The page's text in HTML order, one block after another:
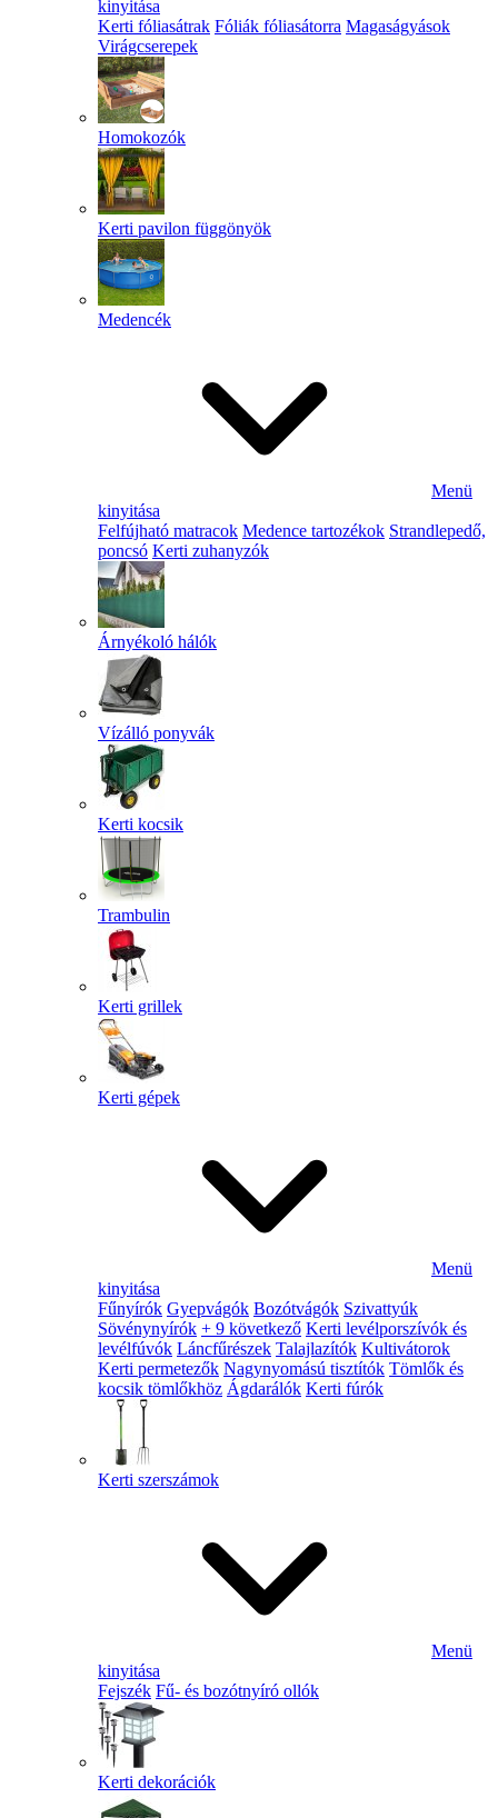
kinyitása
Kerti fóliasátrak Fóliák fóliasátorra Magaságyások
Virágcserepek
Homokozók
Kerti pavilon függönyök
Medencék
Menü
kinyitása
Felfújható matracok Medence tartozékok Strandlepedő,
poncsó Kerti zuhanyzók
Árnyékoló hálók
Vízálló ponyvák
Kerti kocsik
Trambulin
Kerti grillek
Kerti gépek
Menü
kinyitása
Fűnyírók Gyepvágók Bozótvágók Szivattyúk
Sövénynyírók + 9 következő Kerti levélporszívók és
levélfúvók Láncfűrészek Talajlazítók Kultivátorok
Kerti permetezők Nagynyomású tisztítók Tömlők és
kocsik tömlőkhöz Ágdarálók Kerti fúrók
Kerti szerszámok
Menü
kinyitása
Fejszék Fű- és bozótnyíró ollók
Kerti dekorációk